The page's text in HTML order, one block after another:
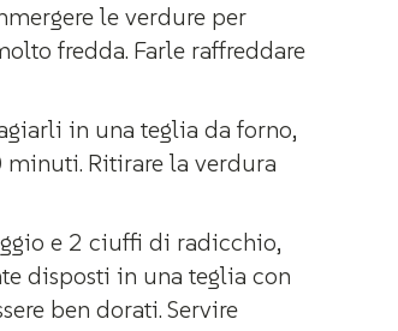
le verdure per
fredda. Farle raffreddare
in una teglia da forno,
minuti. Ritirare la verdura
e 2 ciuffi di radicchio,
disposti in una teglia con
ben dorati. Servire